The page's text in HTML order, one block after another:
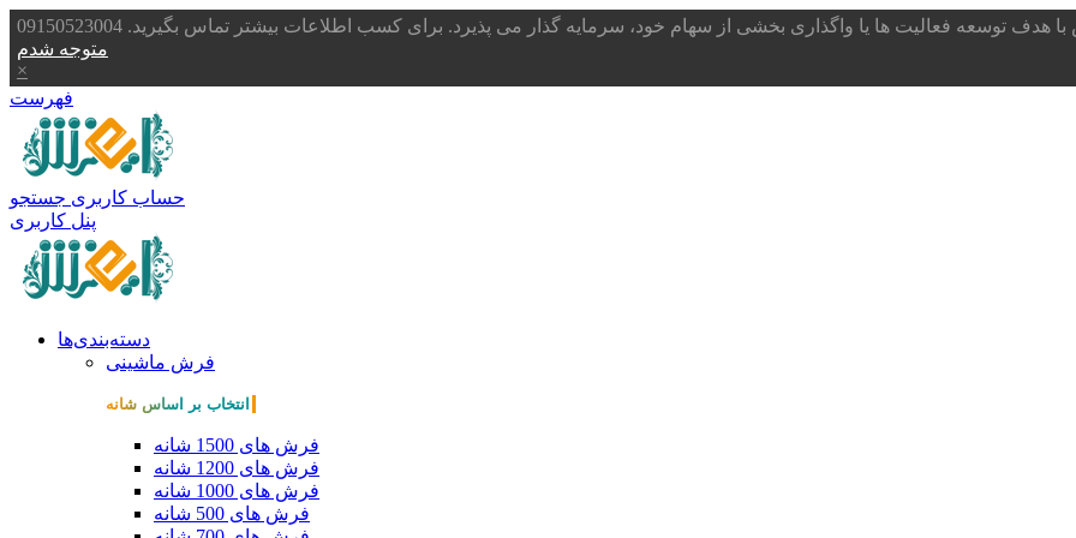
با هدف توسعه فعالیت ها یا واگذاری بخشی از سهام خود، سرمایه گذار می پذیرد. برای کسب اطلاعات بیشتر تماس بگیرید. 09150523004
متوجه شدم
×
فهرست
حساب کاربری جستجو
پنل کاربری
دسته‌بندی‌ها
فرش ماشینی
انتخاب بر اساس شانه
فرش های 1500 شانه
فرش های 1200 شانه
فرش های 1000 شانه
فرش های 500 شانه